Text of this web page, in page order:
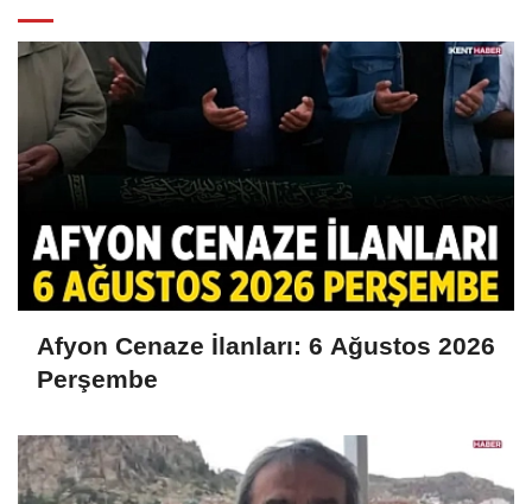
Afyon Cenaze İlanları: 6 Ağustos 2026
Perşembe